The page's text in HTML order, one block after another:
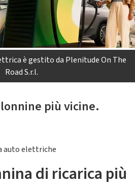
è gestito da Plenitude On The
Road S.r.l.
più vicine.
auto elettriche
di ricarica più